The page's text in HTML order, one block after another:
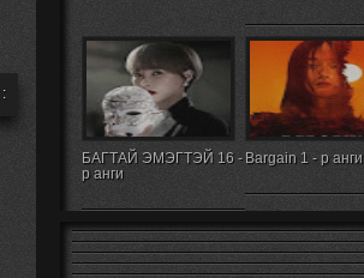
:
БАГТАЙ ЭМЭГТЭЙ 16 -
р анги
Bargain 1 - р анги